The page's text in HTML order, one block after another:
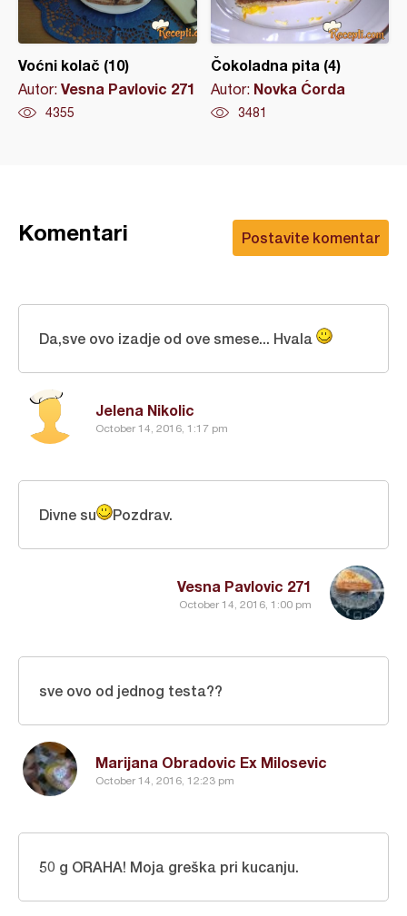
Voćni kolač (10)
Autor: Vesna Pavlovic 271
4355
Čokoladna pita (4)
Autor: Novka Ćorda
3481
Postavite komentar
Komentari
Jelena Nikolic
October 14, 2016, 1:17 pm
Da,sve ovo izadje od ove smese... Hvala
Vesna Pavlovic 271
October 14, 2016, 1:00 pm
Divne su Pozdrav.
Marijana Obradovic Ex Milosevic
October 14, 2016, 12:23 pm
sve ovo od jednog testa??
50 g ORAHA! Moja greška pri kucanju.